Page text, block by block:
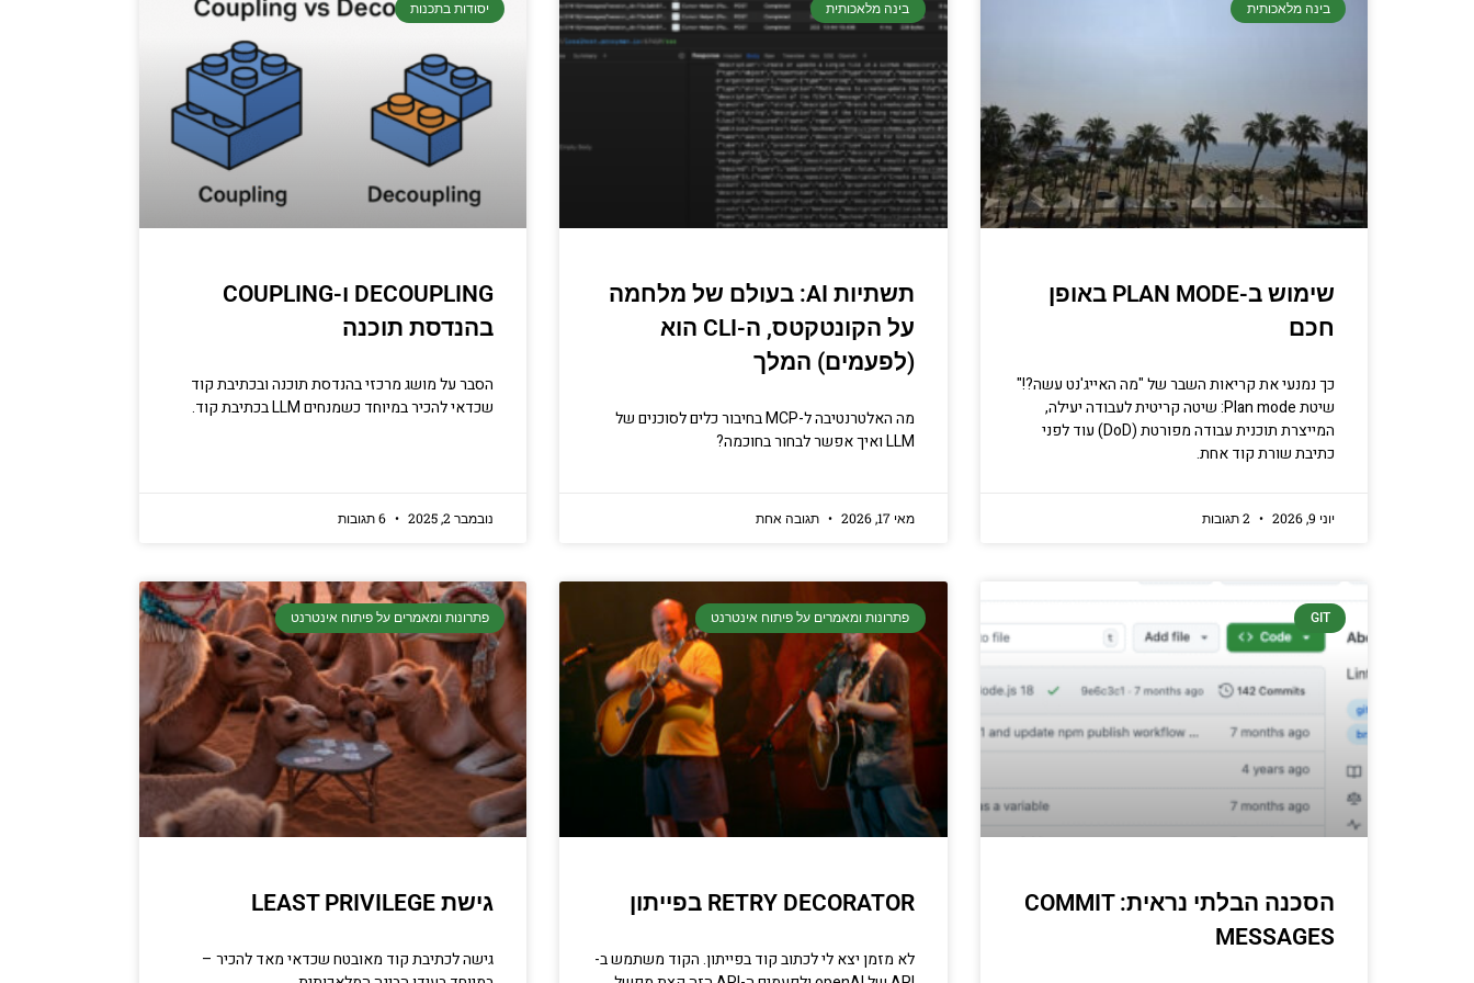
בינה מלאכותית
שימוש ב-PLAN MODE באופן
חכם
כך נמנעי את קריאות השבר של "מה האייג'נט עשה?!"
שיטת Plan mode: שיטה קריטית לעבודה יעילה,
המייצרת תוכנית עבודה מפורטת (DoD) עוד לפני
כתיבת שורת קוד אחת.
יוני 9, 2026
בינה מלאכותית
תשתיות AI: בעולם של מלחמה
על הקונטקטס, ה-CLI הוא
(לפעמים) המלך
מה האלטרנטיבה ל-MCP בחיבור כלים לסוכנים של
LLM ואיך אפשר לבחור בחוכמה?
מאי 17, 2026 תגובה אחת
יסודות בתכנות
DECOUPLING ו-COUPLING
בהנדסת תוכנה
הסבר על מושג מרכזי בהנדסת תוכנה ובכתיבת קוד
שכדאי להכיר במיוחד כשמנחים LLM בכתיבת קוד.
נובמבר 2, 2025
GIT
הסכנה הבלתי נראית: COMMIT
MESSAGES
פתרונות ומאמרים על פיתוח אינטרנט
RETRY DECORATOR בפייתון
לא מזמן יצא לי לכתוב קוד בפייתון. הקוד משתמש ב-
פתרונות ומאמרים על פיתוח אינטרנט
גישת LEAST PRIVILEGE
גישה לכתיבת קוד מאובטח שכדאי מאד להכיר –